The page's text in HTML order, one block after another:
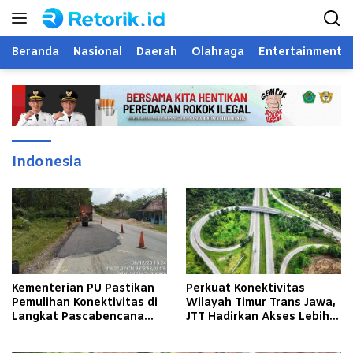
Langsung
Beranda Nasional Daerah Olahraga Entertainment
Indonesia
Kementerian PU Pastikan
Pemulihan Konektivitas di
Langkat Pascabencana
Perkuat Konektivitas
Wilayah Timur Trans Jawa,
JTT Hadirkan Akses Lebih